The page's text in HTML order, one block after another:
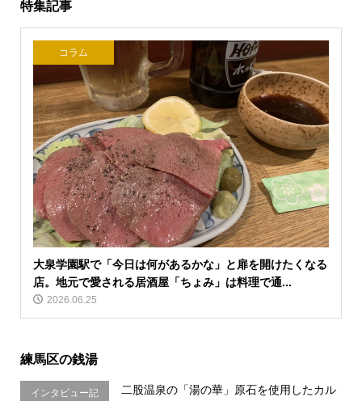
特集記事
コラム
大泉学園駅で「今日は何があるかな」と扉を開けたくなる
店。地元で愛される居酒屋「ちょみ」は料理で通...
2026.06.25
練馬区の銭湯
インタビュー記
二股温泉の「湯の華」原石を使用したカル